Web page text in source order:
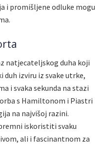
i promišljene odluke mogu
natjecateljskog duha koji
duh izviru iz svake utrke,
i svaka sekunda na stazi
s Hamiltonom i Piastri
na najvišoj razini.
iskoristiti svaku
ali i fascinantnom za